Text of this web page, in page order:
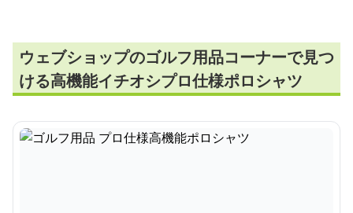
ウェブショップのゴルフ用品コーナーで見つ
ける高機能イチオシプロ仕様ポロシャツ